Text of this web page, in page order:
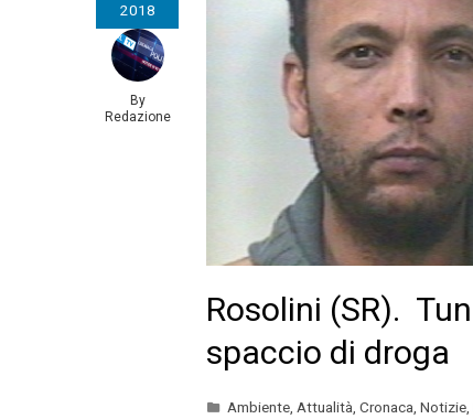
2018
By
Redazione
Rosolini (SR).
spaccio di droga
Ambiente Attualità Cronaca Notizie